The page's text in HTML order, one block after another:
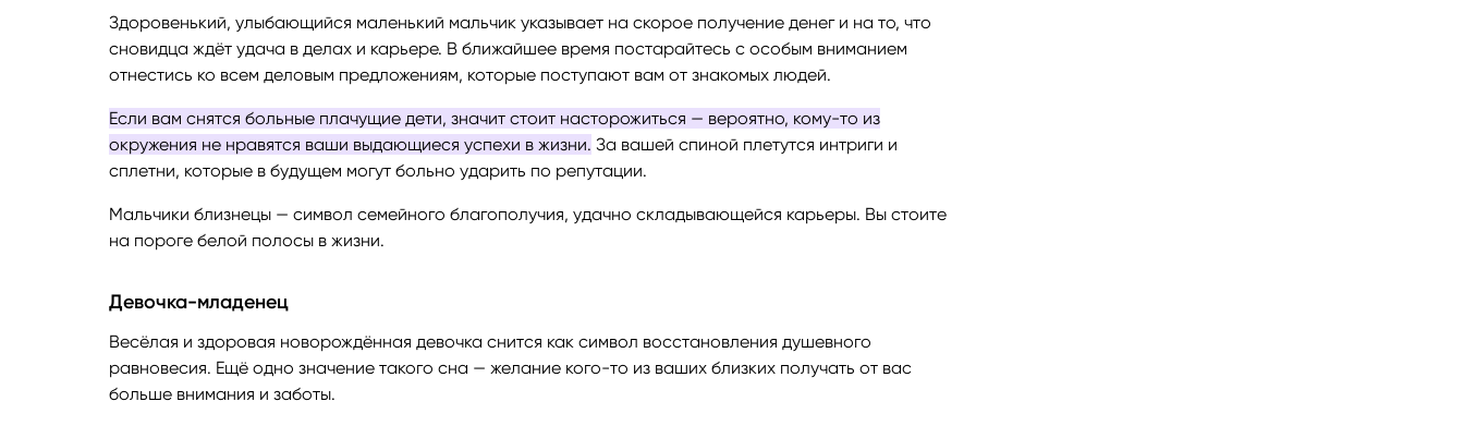
Здоровенький, улыбающийся маленький мальчик указывает на скорое получение денег и на то, что
сновидца ждёт удача в делах и карьере. В ближайшее время постарайтесь с особым вниманием
отнестись ко всем деловым предложениям, которые поступают вам от знакомых людей.
Если вам снятся больные плачущие дети, значит стоит насторожиться — вероятно, кому-то из
окружения не нравятся ваши выдающиеся успехи в жизни. За вашей спиной плетутся интриги и
сплетни, которые в будущем могут больно ударить по репутации.
Мальчики близнецы — символ семейного благополучия, удачно складывающейся карьеры. Вы стоите
на пороге белой полосы в жизни.
Девочка-младенец
Весёлая и здоровая новорождённая девочка снится как символ восстановления душевного
равновесия. Ещё одно значение такого сна — желание кого-то из ваших близких получать от вас
больше внимания и заботы.